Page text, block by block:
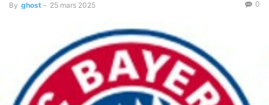
By ghost - 25 mars 2025 0